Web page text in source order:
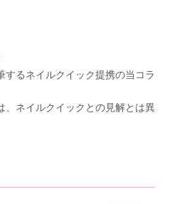
するネイルクイック提携の当コラ
、ネイルクイックとの見解とは異